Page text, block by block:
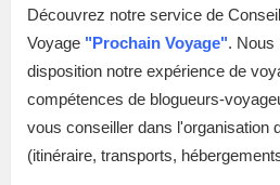
Découvrez notre service de
Voyage "Prochain Voyage". Nous
disposition notre expérience de
compétences de blogueurs-
vous conseiller dans l'organisation
(itinéraire, transports,